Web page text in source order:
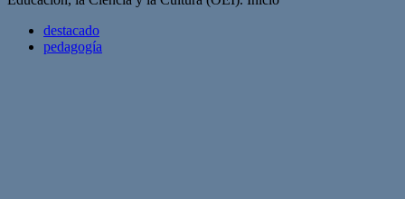
destacado
pedagogía